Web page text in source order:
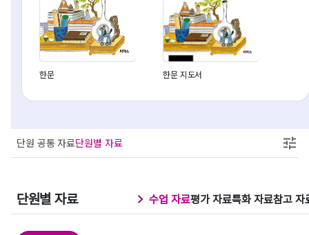
한문 한문 지도서
단원 공통 자료단원별 자료
단원별 자료 수업 자료평가 자료특화 자료참고 자